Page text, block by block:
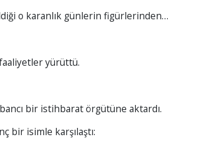
o karanlık günlerin figürlerinden…
faaliyetler yürüttü.
bir istihbarat örgütüne aktardı.
bir isimle karşılaştı: